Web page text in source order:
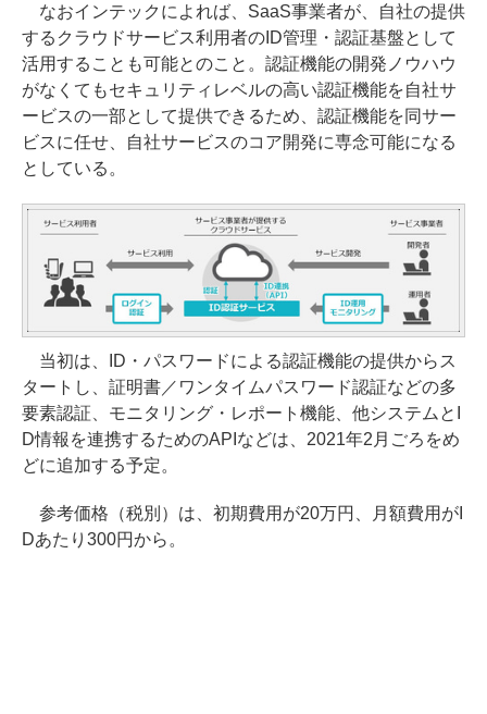
なおインテックによれば、SaaS事業者が、自社の提供
するクラウドサービス利用者のID管理・認証基盤として
活用することも可能とのこと。認証機能の開発ノウハウ
がなくてもセキュリティレベルの高い認証機能を自社サ
ービスの一部として提供できるため、認証機能を同サー
ビスに任せ、自社サービスのコア開発に専念可能になる
としている。
当初は、ID・パスワードによる認証機能の提供からス
タートし、証明書／ワンタイムパスワード認証などの多
要素認証、モニタリング・レポート機能、他システムとI
D情報を連携するためのAPIなどは、2021年2月ごろをめ
どに追加する予定。
参考価格（税別）は、初期費用が20万円、月額費用がI
Dあたり300円から。